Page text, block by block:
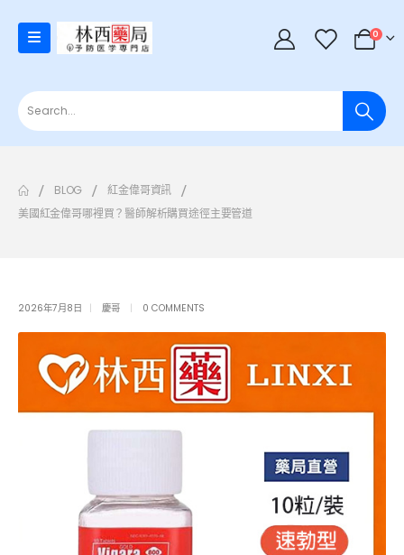
0
BLOG
紅金偉哥資訊
美國紅金偉哥哪裡買？醫師解析購買途徑主要管道
2026年7月8日 慶哥 0 COMMENTS